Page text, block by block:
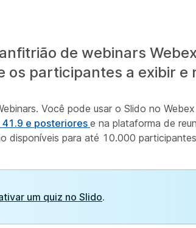
de webinars
os participantes a exibir e
Você pode usar o Slido no
41.9 e posteriores e na plataforma de
disponíveis para até 10.000
um quiz no Slido.